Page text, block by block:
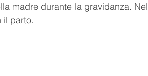
madre durante la gravidanza. Nel
il parto.